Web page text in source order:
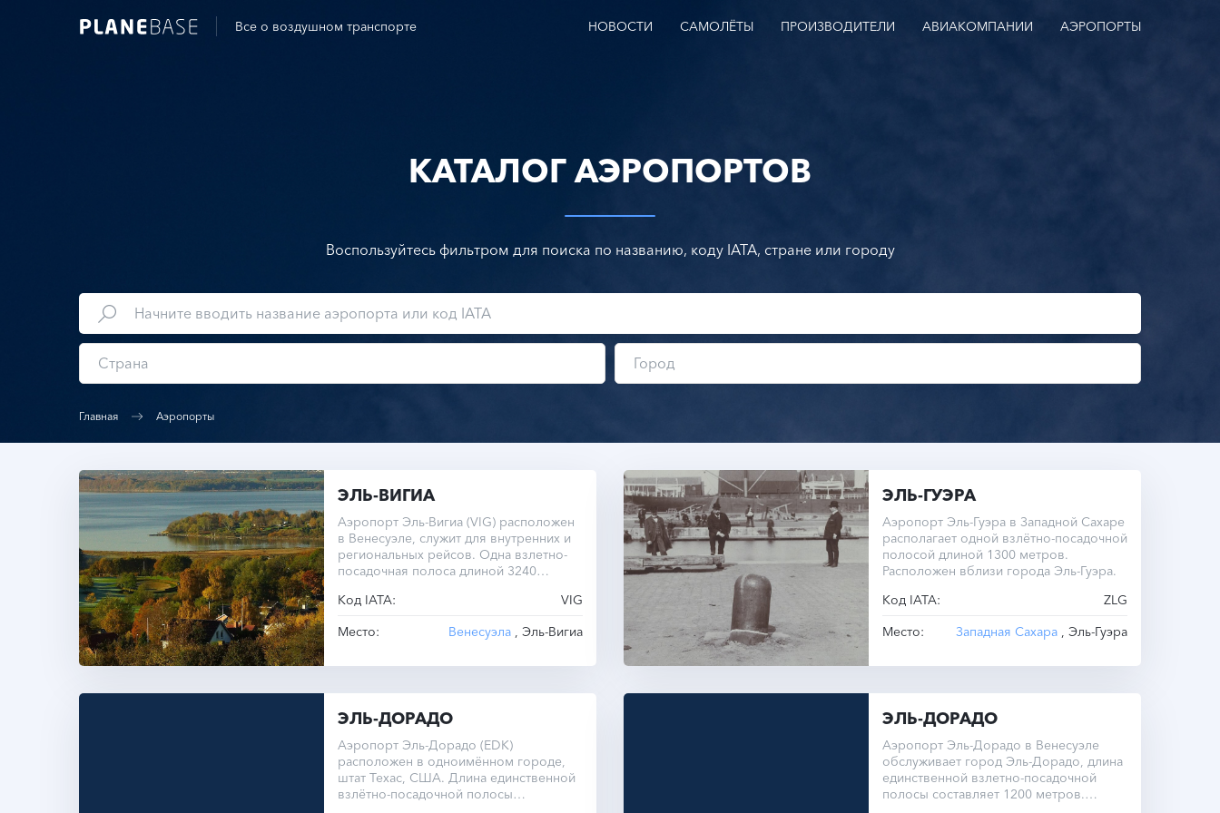
Все о воздушном транспорте НОВОСТИ САМОЛЁТЫ ПРОИЗВОДИТЕЛИ АВИАКОМПАНИИ АЭРОПОРТЫ
КАТАЛОГ АЭРОПОРТОВ
Воспользуйтесь фильтром для поиска по названию, коду IATA, стране или городу
Главная Аэропорты
ЭЛЬ-ВИГИА
Аэропорт Эль-Вигиа (VIG) расположен
в Венесуэле, служит для внутренних и
региональных рейсов. Одна взлетно-
посадочная полоса длиной 3240
Код IATA:
VIG
Место:
Венесуэла , Эль-Вигиа
ЭЛЬ-ГУЭРА
Аэропорт Эль-Гуэра в Западной Сахаре
располагает одной взлётно-посадочной
полосой длиной 1300 метров.
Расположен вблизи города Эль-Гуэра.
Код IATA:
ZLG
Место:
Западная Сахара , Эль-Гуэра
ЭЛЬ-ДОРАДО
Аэропорт Эль-Дорадо (EDK)
расположен в одноимённом городе,
штат Техас, США. Длина единственной
взлётно-посадочной полосы
ЭЛЬ-ДОРАДО
Аэропорт Эль-Дорадо в Венесуэле
обслуживает город Эль-Дорадо, длина
единственной взлетно-посадочной
полосы составляет 1200 метров.